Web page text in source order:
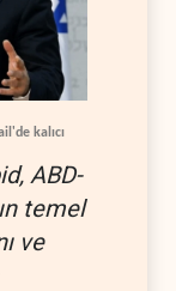
kalıcı
ABD-
temel
ve